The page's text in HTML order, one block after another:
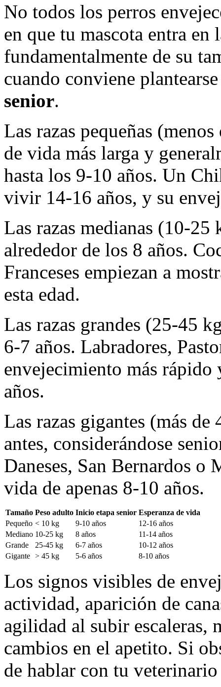
No todos los perros
en que tu mascota entra en
fundamentalmente de su
cuando conviene
senior.
Las razas pequeñas
de vida más larga y
hasta los 9-10 años. Un
vivir 14-16 años, y su
Las razas medianas (10-
alrededor de los 8 años.
Franceses empiezan a
esta edad.
Las razas grandes (25-45
6-7 años. Labradores,
envejecimiento más rápido
años.
Las razas gigantes (más
antes, considerándose
Daneses, San Bernardos o
vida de apenas 8-10 años.
Tamaño Peso adulto Inicio etapa senior Esperanza de vida
Pequeño < 10 kg 9-10 años
12-16 años
Mediano 10-25 kg 8 años
11-14 años
Grande
25-45 kg 6-7 años
10-12 años
Gigante > 45 kg 5-6 años 8-10 años
Los signos visibles de
actividad, aparición de
agilidad al subir escaleras,
cambios en el apetito. Si
de hablar con tu